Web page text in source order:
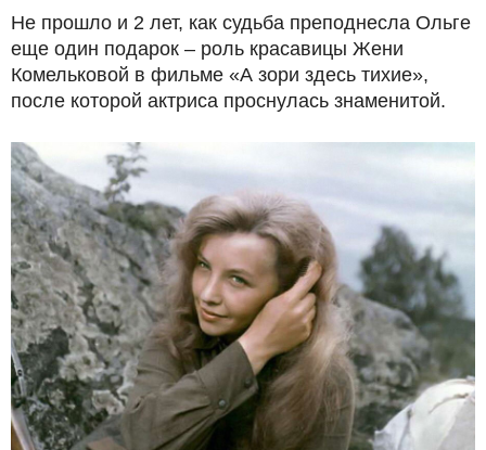
Не прошло и 2 лет, как судьба преподнесла Ольге
еще один подарок – роль красавицы Жени
Комельковой в фильме «А зори здесь тихие»,
после которой актриса проснулась знаменитой.